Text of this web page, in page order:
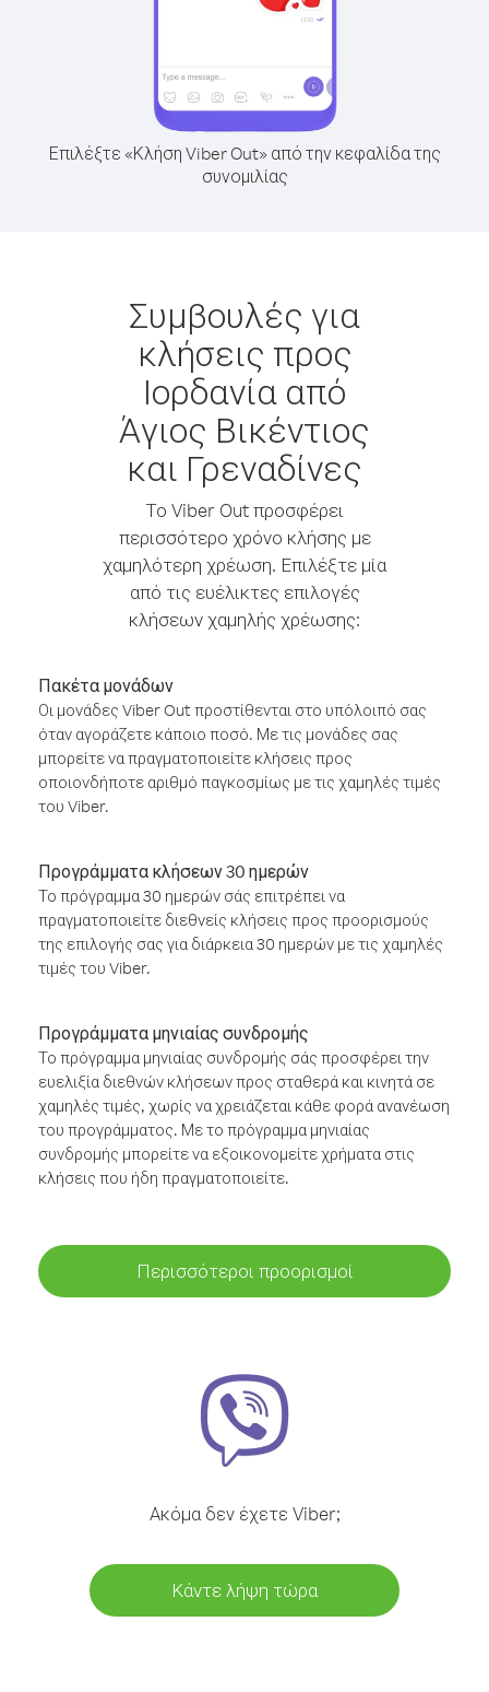
Επιλέξτε «Κλήση Viber Out» από την κεφαλίδα της
συνομιλίας
Συμβουλές για
κλήσεις προς
Ιορδανία από
Άγιος Βικέντιος
και Γρεναδίνες
Το Viber Out προσφέρει
περισσότερο χρόνο κλήσης με
χαμηλότερη χρέωση. Επιλέξτε μία
από τις ευέλικτες επιλογές
κλήσεων χαμηλής χρέωσης:
Πακέτα μονάδων
Οι μονάδες Viber Out προστίθενται στο υπόλοιπό σας
όταν αγοράζετε κάποιο ποσό. Με τις μονάδες σας
μπορείτε να πραγματοποιείτε κλήσεις προς
οποιονδήποτε αριθμό παγκοσμίως με τις χαμηλές τιμές
του Viber.
Προγράμματα κλήσεων 30 ημερών
Το πρόγραμμα 30 ημερών σάς επιτρέπει να
πραγματοποιείτε διεθνείς κλήσεις προς προορισμούς
της επιλογής σας για διάρκεια 30 ημερών με τις χαμηλές
τιμές του Viber.
Προγράμματα μηνιαίας συνδρομής
Το πρόγραμμα μηνιαίας συνδρομής σάς προσφέρει την
ευελιξία διεθνών κλήσεων προς σταθερά και κινητά σε
χαμηλές τιμές, χωρίς να χρειάζεται κάθε φορά ανανέωση
του προγράμματος. Με το πρόγραμμα μηνιαίας
συνδρομής μπορείτε να εξοικονομείτε χρήματα στις
κλήσεις που ήδη πραγματοποιείτε.
Περισσότεροι προορισμοί
Ακόμα δεν έχετε Viber;
Κάντε λήψη τώρα